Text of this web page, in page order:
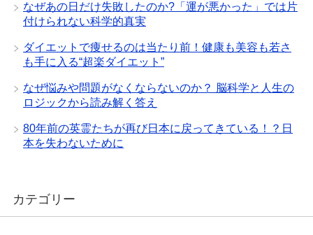
なぜあの日だけ失敗したのか?「運が悪かった」では片
付けられない科学的真実
ダイエットで痩せるのは当たり前！健康も美容も若さ
も手に入る“超楽ダイエット”
なぜ悩みや問題がなくならないのか？ 脳科学と人生の
ロジックから読み解く答え
80年前の英霊たちが再び日本に戻ってきている！？日
本を失わないために
カテゴリー